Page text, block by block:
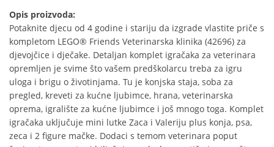
Opis proizvoda:
Potaknite djecu od 4 godine i stariju da izgrade vlastite priče s
kompletom LEGO® Friends Veterinarska klinika (42696) za
djevojčice i dječake. Detaljan komplet igračaka za veterinara
opremljen je svime što vašem predškolarcu treba za igru
uloga i brigu o životinjama. Tu je konjska staja, soba za
pregled, kreveti za kućne ljubimce, hrana, veterinarska
oprema, igralište za kućne ljubimce i još mnogo toga. Komplet
igračaka uključuje mini lutke Zaca i Valeriju plus konja, psa,
zeca i 2 figure mačke. Dodaci s temom veterinara poput